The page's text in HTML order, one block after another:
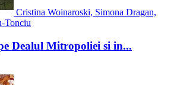
Cristina Woinaroski, Simona Dragan,
Tonciu
Dealul Mitropoliei si in...